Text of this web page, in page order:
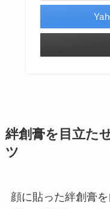
絆創膏を目立た
ツ
顔に貼った絆創膏